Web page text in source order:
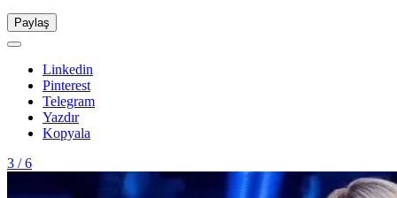
Paylaş
Linkedin
Pinterest
Telegram
Yazdır
Kopyala
3 / 6